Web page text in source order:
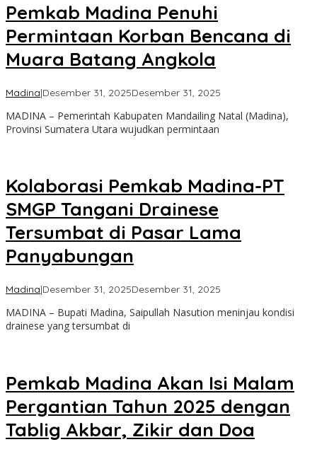
Pemkab Madina Penuhi
Permintaan Korban Bencana di
Muara Batang Angkola
Madina|Desember 31, 2025Desember 31, 2025
MADINA – Pemerintah Kabupaten Mandailing Natal (Madina),
Provinsi Sumatera Utara wujudkan permintaan
Kolaborasi Pemkab Madina-PT
SMGP Tangani Drainese
Tersumbat di Pasar Lama
Panyabungan
Madina|Desember 31, 2025Desember 31, 2025
MADINA – Bupati Madina, Saipullah Nasution meninjau kondisi
drainese yang tersumbat di
Pemkab Madina Akan Isi Malam
Pergantian Tahun 2025 dengan
Tablig Akbar, Zikir dan Doa